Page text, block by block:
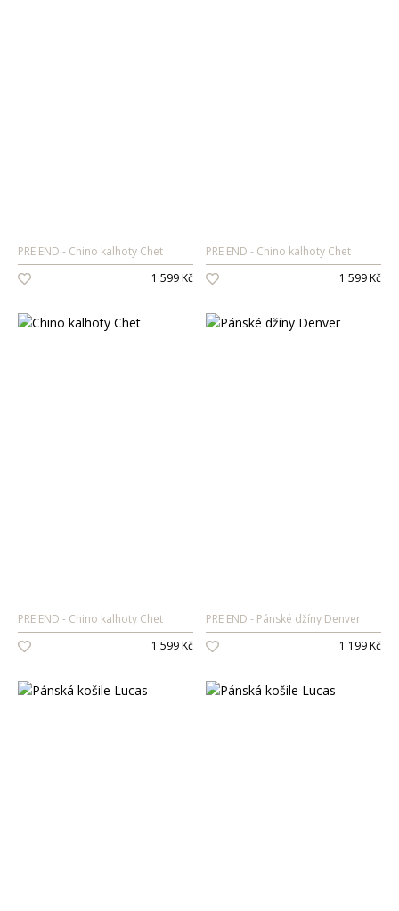
PRE END
Chino kalhoty Chet
1 599 Kč
PRE END
Chino kalhoty Chet
1 599 Kč
PRE END
Chino kalhoty Chet
1 599 Kč
PRE END
Pánské džíny Denver
1 199 Kč